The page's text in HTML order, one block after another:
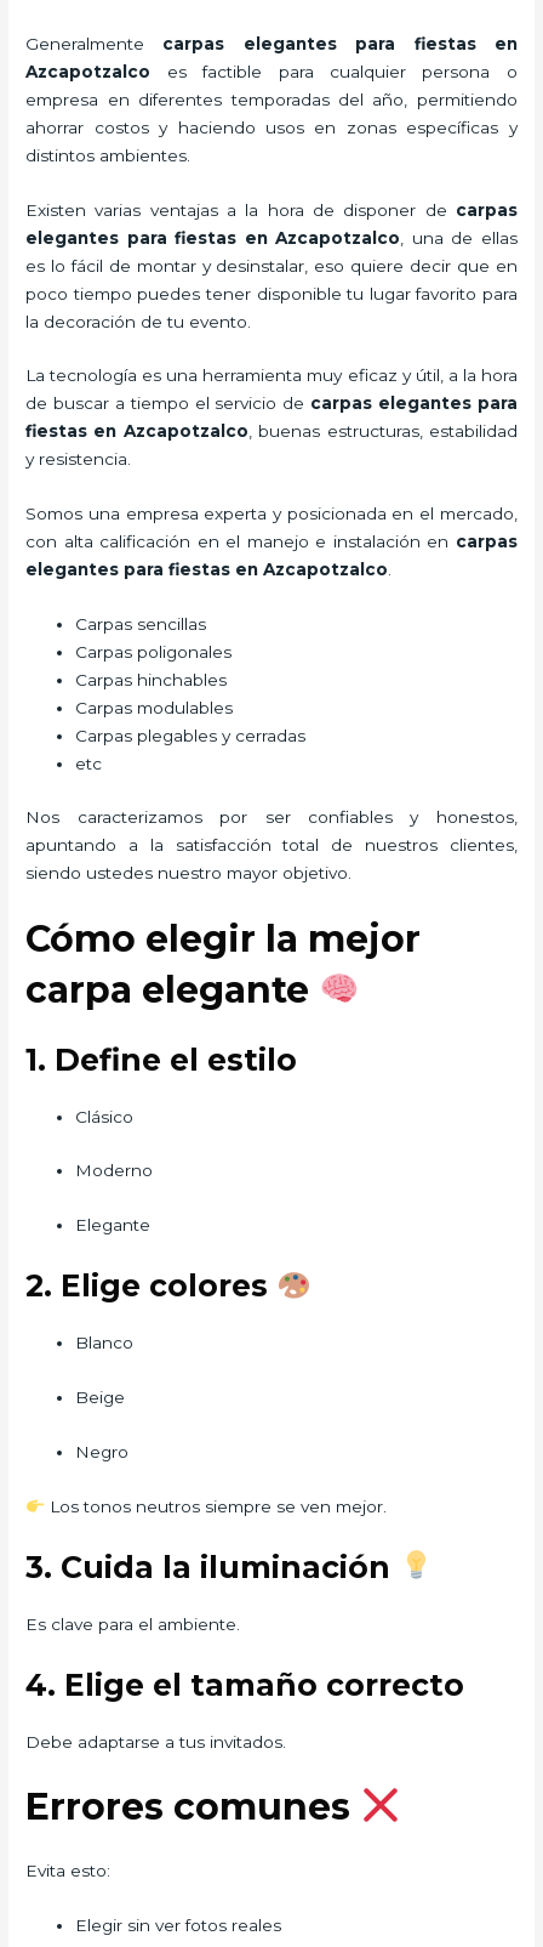
Generalmente carpas elegantes para fiestas
en
Azcapotzalco es factible para cualquier persona o
empresa en diferentes temporadas del año, permitiendo
ahorrar costos y haciendo usos en zonas específicas y
distintos ambientes.
Existen varias ventajas a la hora de disponer de carpas
elegantes para fiestas en Azcapotzalco , una de ellas
es lo fácil de montar y desinstalar, eso quiere decir que en
poco tiempo puedes tener disponible tu lugar favorito para
la decoración de tu evento.
La tecnología es una herramienta muy eficaz y útil, a la hora
de buscar a tiempo el servicio de carpas elegantes para
fiestas en Azcapotzalco, buenas estructuras, estabilidad
y resistencia.
Somos una empresa experta y posicionada en el mercado,
con alta calificación en el manejo e instalación en carpas
elegantes para fiestas en Azcapotzalco.
Carpas sencillas
Carpas poligonales
Carpas hinchables
Carpas modulables
Carpas plegables y cerradas
etc
Nos caracterizamos por ser confiables y honestos,
apuntando a la satisfacción total de nuestros clientes,
siendo ustedes nuestro mayor objetivo.
Cómo elegir la mejor
carpa elegante
1. Define el estilo
Clásico
Moderno
Elegante
2. Elige colores
Blanco
Beige
Negro
Los tonos neutros siempre se ven mejor.
3. Cuida la iluminación
Es clave para el ambiente.
4. Elige el tamaño correcto
Debe adaptarse a tus invitados.
Errores comunes
Evita esto:
Elegir sin ver fotos reales